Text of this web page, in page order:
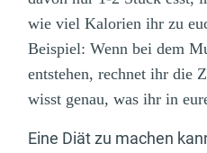
wie viel Kalorien ihr zu
Beispiel: Wenn bei dem
entstehen, rechnet ihr die
wisst genau, was ihr in
Eine Diät zu machen